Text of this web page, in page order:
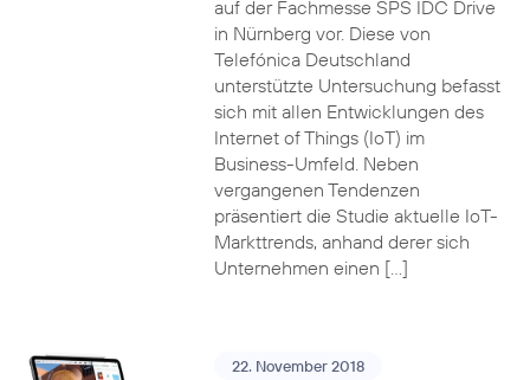
auf der Fachmesse SPS IDC Drive
in Nürnberg vor. Diese von
Telefónica Deutschland
unterstützte Untersuchung befasst
sich mit allen Entwicklungen des
Internet of Things (IoT) im
Business-Umfeld. Neben
vergangenen Tendenzen
präsentiert die Studie aktuelle IoT-
Markttrends, anhand derer sich
Unternehmen einen […]
22. November 2018